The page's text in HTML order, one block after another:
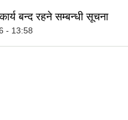
बन्द रहने सम्बन्धी सूचना
- 13:58